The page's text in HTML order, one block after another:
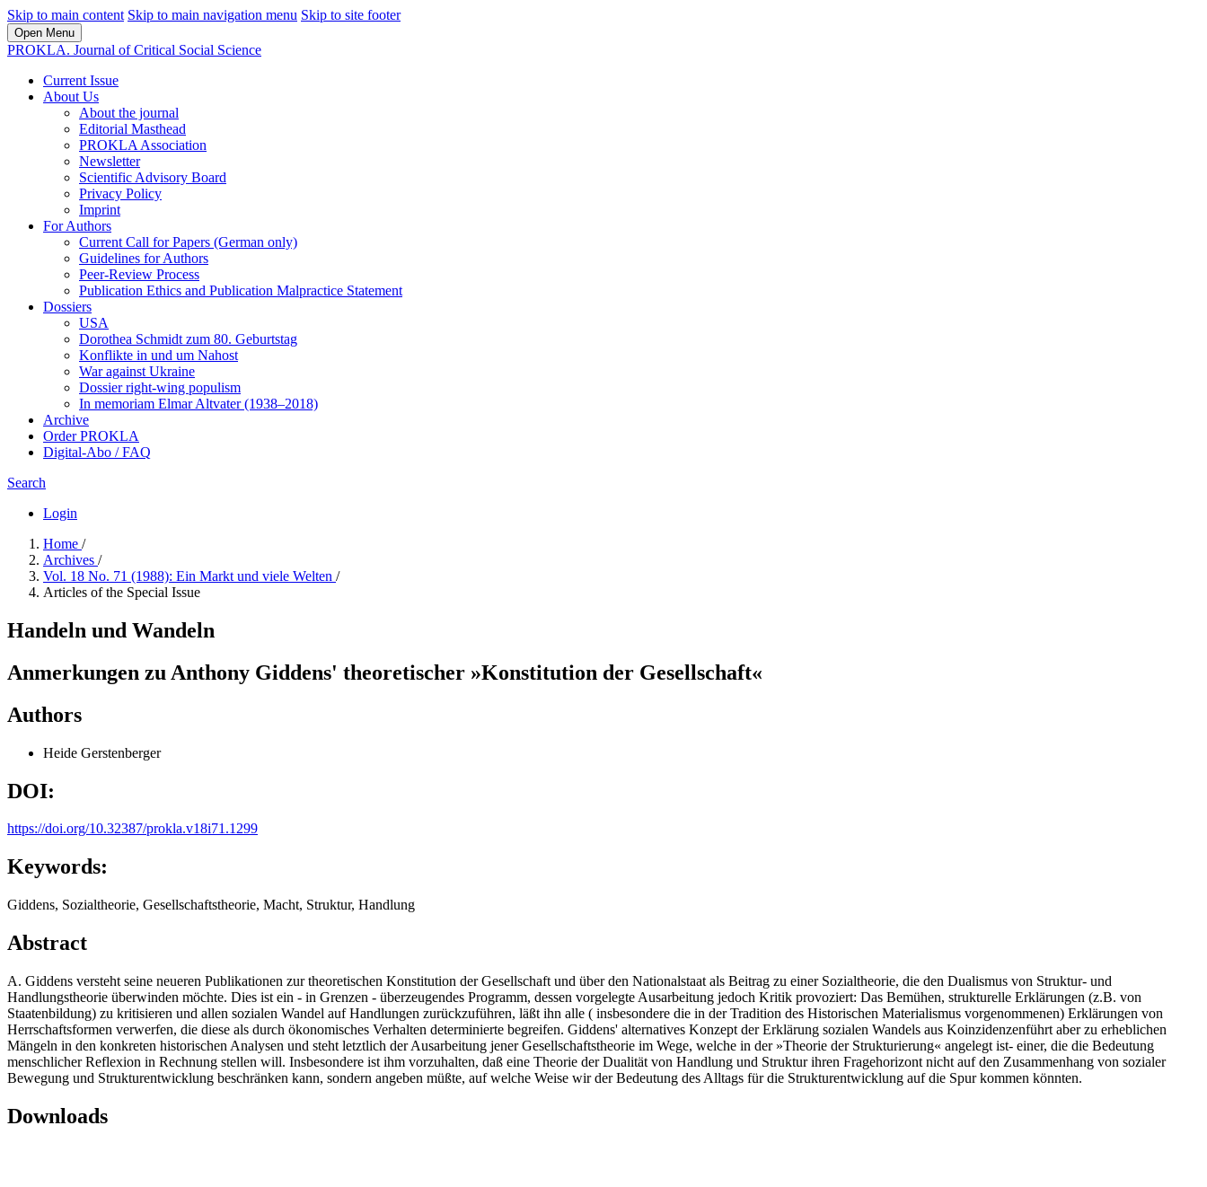
Skip to main content Skip to main navigation menu Skip to site footer
Open Menu
PROKLA. Journal of Critical Social Science
Current Issue
About Us
About the journal
Editorial Masthead
PROKLA Association
Newsletter
Scientific Advisory Board
Privacy Policy
Imprint
For Authors
Current Call for Papers (German only)
Guidelines for Authors
Peer-Review Process
Publication Ethics and Publication Malpractice Statement
Dossiers
USA
Dorothea Schmidt zum 80. Geburtstag
Konflikte in und um Nahost
War against Ukraine
Dossier right-wing populism
In me­mo­ri­am Elmar Altvater (1938–2018)
Archive
Order PROKLA
Digital-Abo / FAQ
Search
Login
Home /
Archives /
Vol. 18 No. 71 (1988): Ein Markt und viele Welten /
Articles of the Special Issue
Handeln und Wandeln
Anmerkungen zu Anthony Giddens' theoretischer »Konstitution der Gesellschaft«
Authors
Heide Gerstenberger
DOI:
https://doi.org/10.32387/prokla.v18i71.1299
Keywords:
Giddens, Sozialtheorie, Gesellschaftstheorie, Macht, Struktur, Handlung
Abstract
A. Giddens versteht seine neueren Publikationen zur theoretischen Konstitution der Gesellschaft und über den Nationalstaat als Beitrag zu einer Sozialtheorie, die den Dualismus von Struktur- und
Handlungstheorie überwinden möchte. Dies ist ein - in Grenzen - überzeugendes Programm, dessen vorgelegte Ausarbeitung jedoch Kritik provoziert: Das Bemühen, strukturelle Erklärungen (z.B. von
Staatenbildung) zu kritisieren und allen sozialen Wandel auf Handlungen zurückzuführen, läßt ihn alle ( insbesondere die in der Tradition des Historischen Materialismus vorgenommenen) Erklärungen von
Herrschaftsformen verwerfen, die diese als durch ökonomisches Verhalten determinierte begreifen. Giddens' alternatives Konzept der Erklärung sozialen Wandels aus Koinzidenzenführt aber zu erheblichen
Mängeln in den konkreten historischen Analysen und steht letztlich der Ausarbeitung jener Gesellschaftstheorie im Wege, welche in der »Theorie der Strukturierung« angelegt ist- einer, die die Bedeutung
menschlicher Reflexion in Rechnung stellen will. Insbesondere ist ihm vorzuhalten, daß eine Theorie der Dualität von Handlung und Struktur ihren Fragehorizont nicht auf den Zusammenhang von sozialer
Bewegung und Strukturentwicklung beschränken kann, sondern angeben müßte, auf welche Weise wir der Bedeutung des Alltags für die Strukturentwicklung auf die Spur kommen könnten.
Downloads